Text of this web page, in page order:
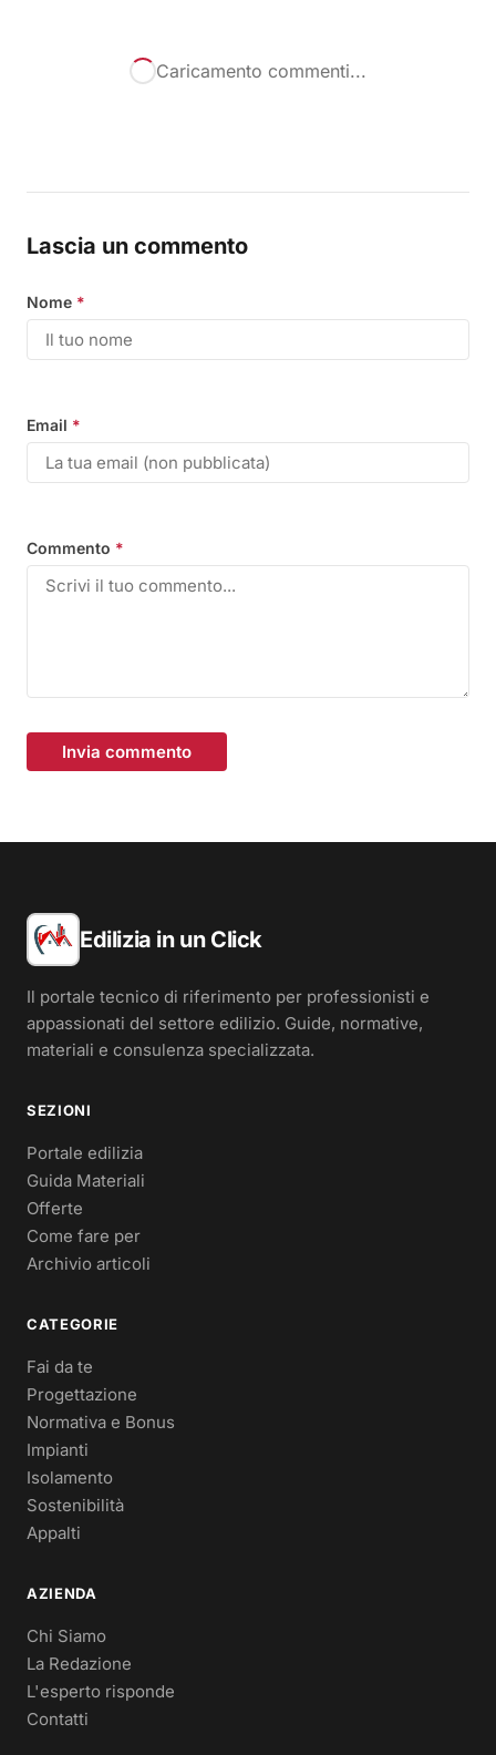
Caricamento commenti...
Lascia un commento
Nome *
Email *
Commento *
Invia commento
Edilizia in un Click
Il portale tecnico di riferimento per professionisti e
appassionati del settore edilizio. Guide, normative,
materiali e consulenza specializzata.
SEZIONI
Portale edilizia
Guida Materiali
Offerte
Come fare per
Archivio articoli
CATEGORIE
Fai da te
Progettazione
Normativa e Bonus
Impianti
Isolamento
Sostenibilità
Appalti
AZIENDA
Chi Siamo
La Redazione
L'esperto risponde
Contatti